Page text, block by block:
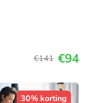
€141 €94
30% korting